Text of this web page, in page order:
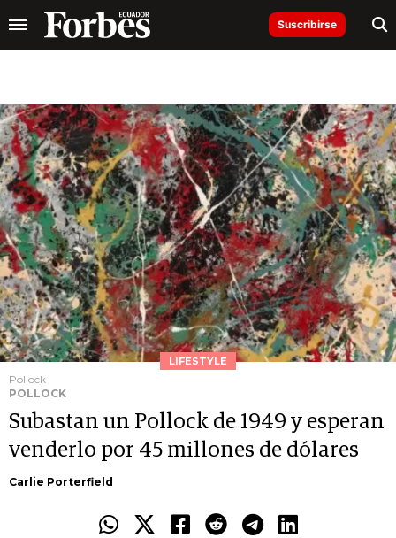
Suscribirse
LIFESTYLE
Pollock
POLLOCK
Subastan un Pollock de 1949 y esperan
venderlo por 45 millones de dólares
Carlie Porterfield